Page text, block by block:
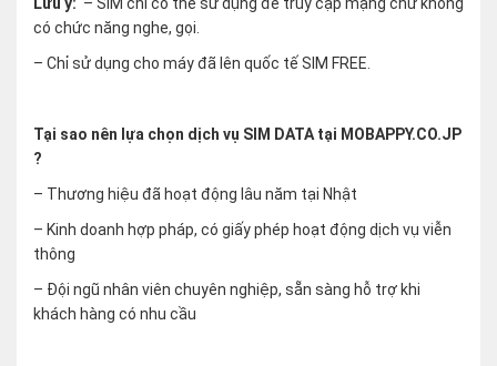
có chức năng nghe, gọi.
– Chỉ sử dụng cho máy đã lên quốc tế SIM FREE.
Tại sao nên lựa chọn dịch vụ SIM DATA tại MOBAPPY.CO.JP
?
– Thương hiệu đã hoạt động lâu năm tại Nhật
– Kinh doanh hợp pháp, có giấy phép hoạt động dịch vụ viễn
thông
– Đội ngũ nhân viên chuyên nghiệp, sẵn sàng hỗ trợ khi
khách hàng có nhu cầu